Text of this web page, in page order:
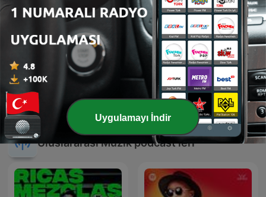
DJ KYM NICKDEE MIXES இசைத் தென்றல்
Uluslararası Müzik podcast'leri
Uygulamayı İndir